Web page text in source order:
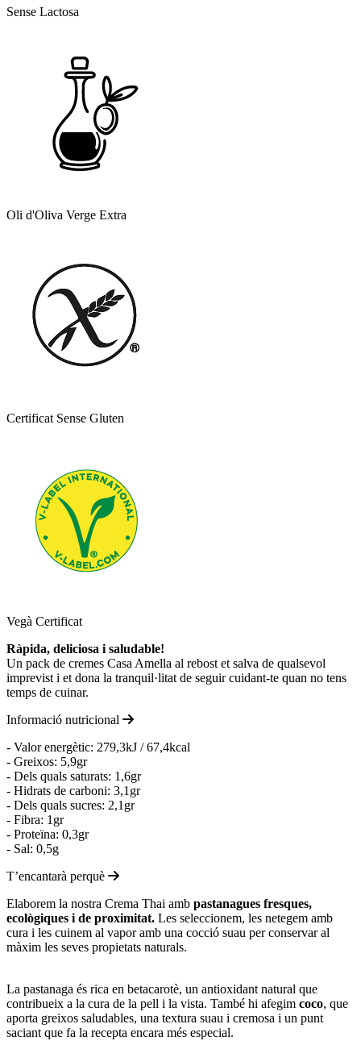
Sense Lactosa
Oli d'Oliva Verge Extra
Certificat Sense Gluten
Vegà Certificat
Ràpida, deliciosa i saludable!
Un pack de cremes Casa Amella al rebost et salva de qualsevol
imprevist i et dona la tranquil·litat de seguir cuidant-te quan no tens
temps de cuinar.
Informació nutricional
- Valor energètic: 279,3kJ / 67,4kcal
- Greixos: 5,9gr
- Dels quals saturats: 1,6gr
- Hidrats de carboni: 3,1gr
- Dels quals sucres: 2,1gr
- Fibra: 1gr
- Proteïna: 0,3gr
- Sal: 0,5g
T’encantarà perquè
Elaborem la nostra Crema Thai amb pastanagues fresques,
ecològiques i de proximitat. Les seleccionem, les netegem amb
cura i les cuinem al vapor amb una cocció suau per conservar al
màxim les seves propietats naturals.
La pastanaga és rica en betacarotè, un antioxidant natural que
contribueix a la cura de la pell i la vista. També hi afegim coco, que
aporta greixos saludables, una textura suau i cremosa i un punt
saciant que fa la recepta encara més especial.